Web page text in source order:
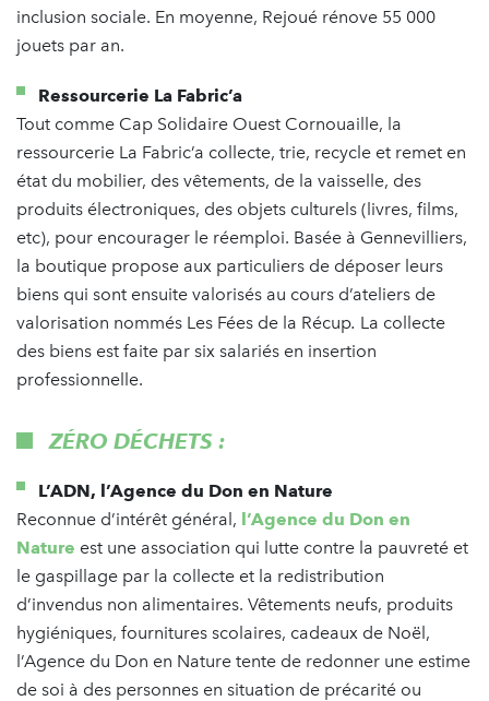
inclusion sociale. En moyenne, Rejoué rénove 55 000
jouets par an.
Ressourcerie La Fabric’a
Tout comme Cap Solidaire Ouest Cornouaille, la
ressourcerie La Fabric’a collecte, trie, recycle et remet en
état du mobilier, des vêtements, de la vaisselle, des
produits électroniques, des objets culturels (livres, films,
etc), pour encourager le réemploi. Basée à Gennevilliers,
la boutique propose aux particuliers de déposer leurs
biens qui sont ensuite valorisés au cours d’ateliers de
valorisation nommés Les Fées de la Récup. La collecte
des biens est faite par six salariés en insertion
professionnelle.
ZÉRO DÉCHETS :
L’ADN, l’Agence du Don en Nature
Reconnue d’intérêt général, l’Agence du Don en
Nature est une association qui lutte contre la pauvreté et
le gaspillage par la collecte et la redistribution
d’invendus non alimentaires. Vêtements neufs, produits
hygiéniques, fournitures scolaires, cadeaux de Noël,
l’Agence du Don en Nature tente de redonner une estime
de soi à des personnes en situation de précarité ou